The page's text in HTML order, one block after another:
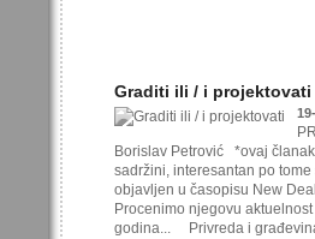
Graditi ili / i projektovati
Borislav Petrović *ovaj
sadržini, interesantan po
objavljen u časopisu New
Procenimo njegovu
godina... Privreda i